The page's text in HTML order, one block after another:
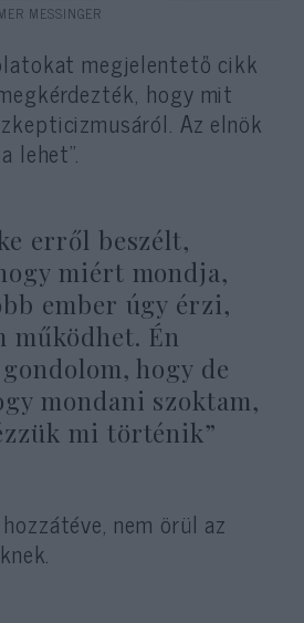
MESSINGER
megjelentető cikk
hogy mit
Az elnök
lehet”.
erről beszélt,
miért mondja,
ember úgy érzi,
működhet. Én
hogy de
mondani szoktam,
mi történik”
nem örül az